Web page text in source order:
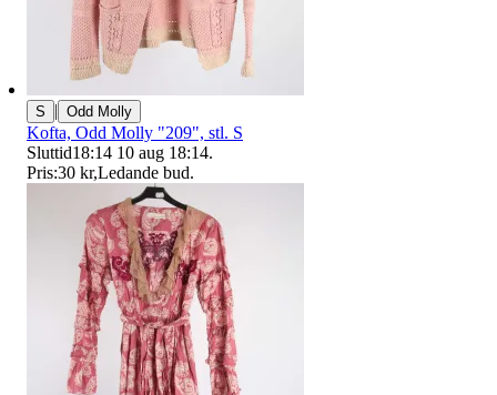
S | Odd Molly
Kofta, Odd Molly "209", stl. S
Sluttid18:14 10 aug 18:14.
Pris:30 kr,Ledande bud.